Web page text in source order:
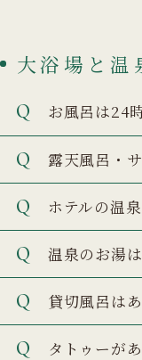
大浴場と温
お風呂は24
露天風呂・
ホテルの温
温泉のお湯
貸切風呂は
タトゥーが